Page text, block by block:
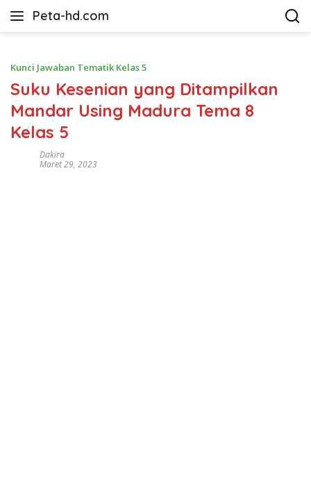
Peta-hd.com
Kumpulan
HD
Kunci Jawaban Tematik Kelas 5
Suku Kesenian yang Ditampilkan
Mandar Using Madura Tema 8
Kelas 5
Dakira
Maret 29, 2023